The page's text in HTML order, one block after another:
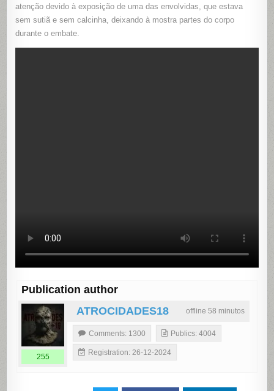
HOMBRE”
atenção devido à exposição de uma das envolvidas, que estava
sem sutiã e sem calcinha, deixando à mostra partes do corpo
durante o embate.
Publication author
offline 58 minutos
ATROCIDADES18
255
Comments: 1300 Publics: 4004
Registration: 26-12-2024